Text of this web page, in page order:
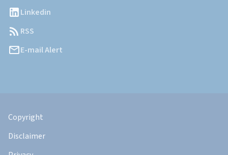
Linkedin
RSS
E-mail Alert
Legali
Copyright
Disclaimer